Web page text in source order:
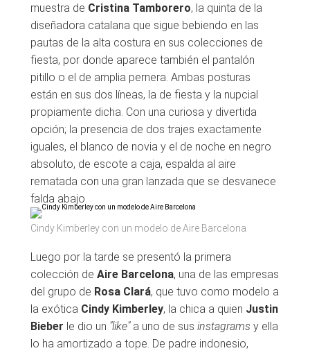
muestra de Cristina Tamborero, la quinta de la
diseñadora catalana que sigue bebiendo en las
pautas de la alta costura en sus colecciones de
fiesta, por donde aparece también el pantalón
pitillo o el de amplia pernera. Ambas posturas
están en sus dos líneas, la de fiesta y la nupcial
propiamente dicha. Con una curiosa y divertida
opción; la presencia de dos trajes exactamente
iguales, el blanco de novia y el de noche en negro
absoluto, de escote a caja, espalda al aire
rematada con una gran lanzada que se desvanece
falda abajo.
Cindy Kimberley con un modelo de Aire Barcelona
Luego por la tarde se presentó la primera
colección de Aire Barcelona, una de las empresas
del grupo de Rosa Clará, que tuvo como modelo a
la exótica Cindy Kimberley, la chica a quien Justin
Bieber le dio un "like"a uno de sus instagrams y ella
lo ha amortizado a tope. De padre indonesio,